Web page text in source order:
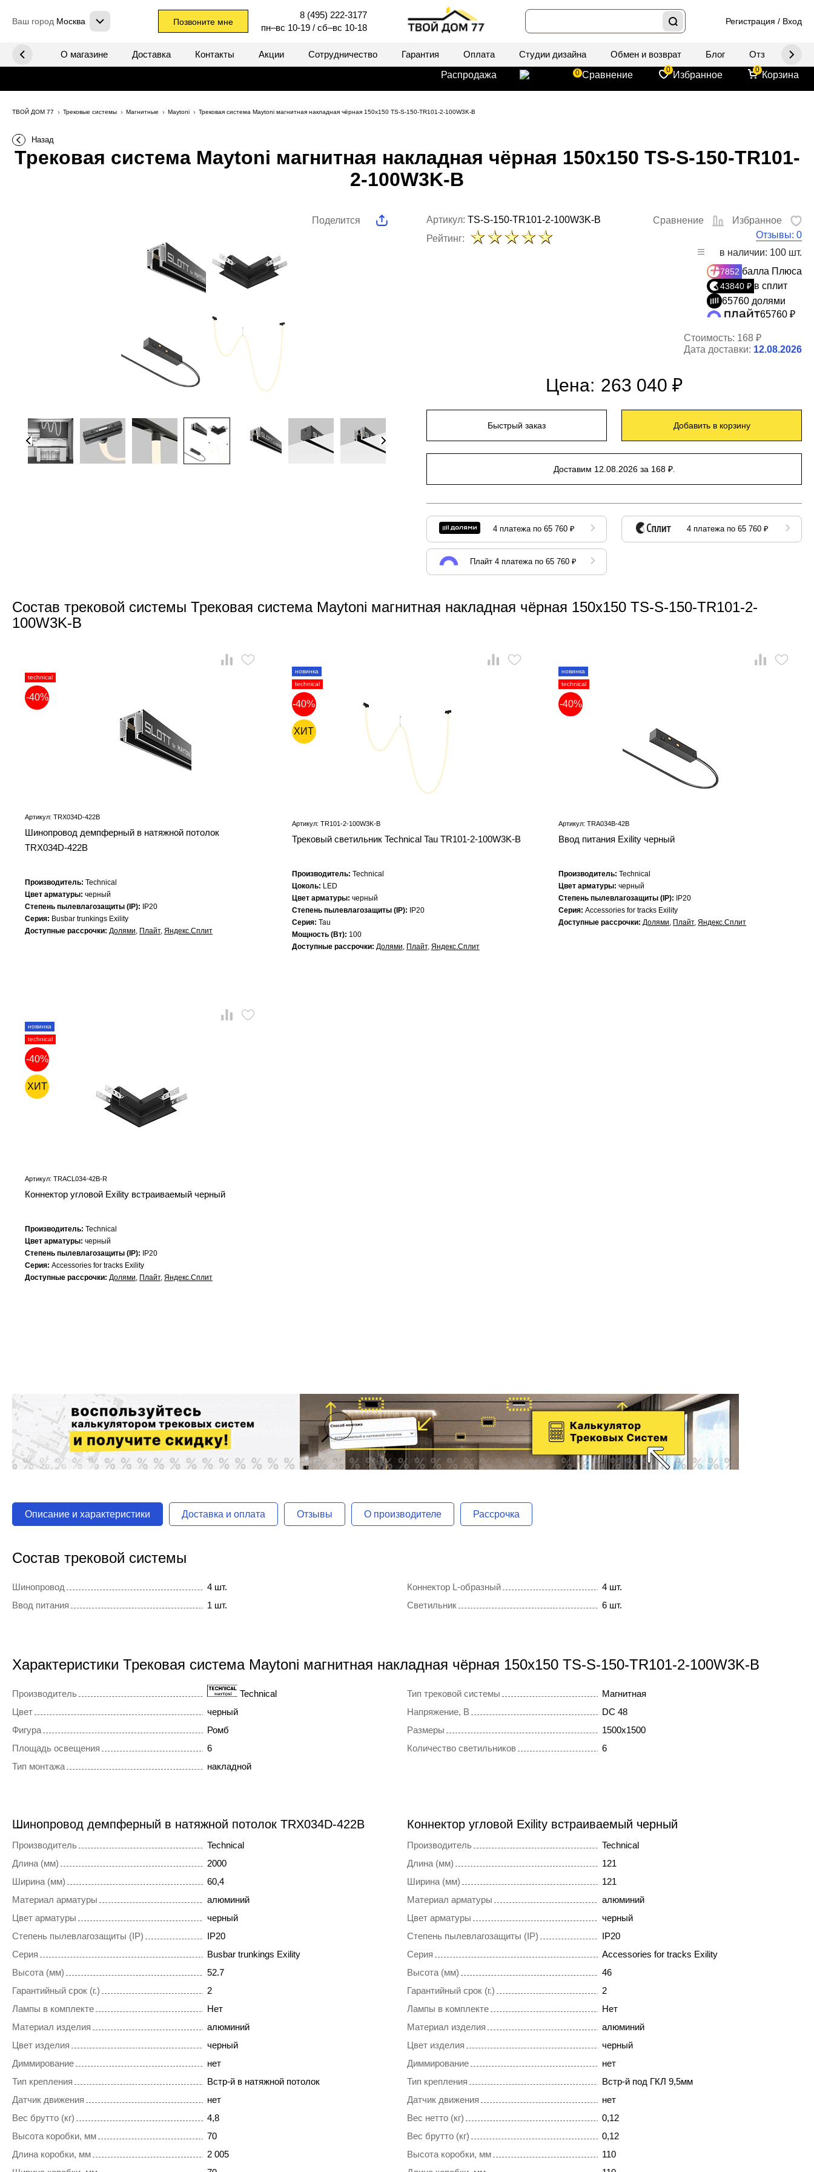
Ваш город Москва Позвоните мне
8 (495) 222-3177
пн–вс 10-19 / сб–вс 10-18
Регистрация / Вход
систем О магазине Доставка Контакты Акции Сотрудничество Гарантия Оплата Студии дизайна Обмен и возврат Блог Отзывы
Распродажа
0 Сравнение 0 Избранное 0 Корзина
ТВОЙ ДОМ 77 Трековые системы Магнитные Maytoni Трековая система Maytoni магнитная накладная чёрная 150x150 TS-S-150-TR101-2-100W3K-B
Назад
Трековая система Maytoni магнитная накладная чёрная 150x150 TS-S-150-TR101-
2-100W3K-B
Поделится Артикул: TS-S-150-TR101-2-100W3K-B Сравнение
Избранное
Рейтинг:
Отзывы: 0
в наличии: 100 шт.
7852 балла Плюса
43840 ₽ в сплит
65760 долями
65760 ₽
Стоимость: 168 ₽
Дата доставки: 12.08.2026
Цена: 263 040 ₽
Быстрый заказ Добавить в корзину
Доставим 12.08.2026 за 168 ₽.
4 платежа по 65 760 ₽ 4 платежа по 65 760 ₽
Плайт 4 платежа по 65 760 ₽
Состав трековой системы Трековая система Maytoni магнитная накладная чёрная 150x150 TS-S-150-TR101-2-
100W3K-B
technical
-40%
Артикул: TRX034D-422B
Шинопровод демпферный в натяжной потолок
TRX034D-422B
Производитель: Technical
Цвет арматуры: черный
Степень пылевлагозащиты (IP):
IP20
Серия: Busbar trunkings Exility
Доступные рассрочки: Долями, Плайт, Яндекс.Сплит
новинка
technical
-40%
ХИТ
Артикул: TR101-2-100W3K-B
Трековый светильник Technical Tau TR101-2-100W3K-B
Производитель: Technical
Цоколь: LED
Цвет арматуры: черный
Степень пылевлагозащиты (IP):
IP20
Серия: Tau
Мощность (Вт): 100
Доступные рассрочки: Долями, Плайт, Яндекс.Сплит
новинка
technical
-40%
Артикул: TRA034B-42B
Ввод питания Exility черный
Производитель:Technical
Цвет арматуры:черный
Степень пылевлагозащиты (IP):
IP20
Серия:Accessories for tracks Exility
Доступные рассрочки:Долями, Плайт,Яндекс.Сплит
новинка
technical
-40%
ХИТ
Артикул: TRACL034-42B-R
Коннектор угловой Exility встраиваемый черный
Производитель: Technical
Цвет арматуры: черный
Степень пылевлагозащиты (IP):
IP20
Серия: Accessories for tracks Exility
Доступные рассрочки: Долями, Плайт, Яндекс.Сплит
Описание и характеристики Доставка и оплата Отзывы О производителе Рассрочка
Состав трековой системы
Шинопровод 4 шт. Коннектор L-образный
4 шт.
Ввод питания
1 шт. Светильник 6 шт.
Характеристики Трековая система Maytoni магнитная накладная чёрная 150x150 TS-S-150-TR101-2-100W3K-B
Производитель Technical Тип трековой системы
Магнитная
Цвет
черный Напряжение, В
DC 48
Фигура
Ромб Размеры
1500x1500
Площадь освещения
6 Количество светильников
6
Тип монтажа
накладной
Шинопровод демпферный в натяжной потолок TRX034D-422B
Производитель
Technical
Длина (мм)
2000
Ширина (мм)
60,4
Материал арматуры
алюминий
Цвет арматуры
черный
Степень пылевлагозащиты (IP)
IP20
Серия
Busbar trunkings Exility
Высота (мм)
52.7
Гарантийный срок (г.)
2
Лампы в комплекте
Нет
Материал изделия
алюминий
Цвет изделия
черный
Диммирование
нет
Тип крепления
Встр-й в натяжной потолок
Датчик движения
нет
Вес брутто (кг)
4,8
Высота коробки, мм
70
Длина коробки, мм
2 005
Коннектор угловой Exility встраиваемый черный
Производитель
Technical
Длина (мм)
121
Ширина (мм)
121
Материал арматуры
алюминий
Цвет арматуры
черный
Степень пылевлагозащиты (IP)
IP20
Серия
Accessories for tracks Exility
Высота (мм)
46
Гарантийный срок (г.)
2
Лампы в комплекте
Нет
Материал изделия
алюминий
Цвет изделия
черный
Диммирование
нет
Тип крепления
Встр-й под ГКЛ 9,5мм
Датчик движения
нет
Вес нетто (кг)
0,12
Вес брутто (кг)
0,12
Высота коробки, мм
110